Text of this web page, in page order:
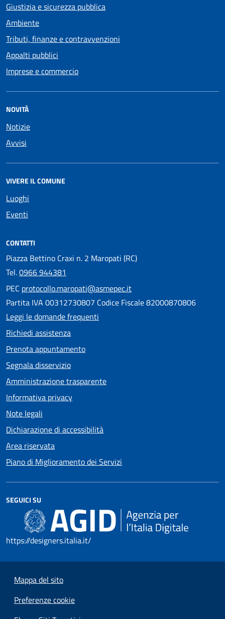
Giustizia e sicurezza pubblica
Ambiente
Tributi, finanze e contravvenzioni
Appalti pubblici
Imprese e commercio
NOVITÀ
Notizie
Avvisi
VIVERE IL COMUNE
Luoghi
Eventi
CONTATTI
Piazza Bettino Craxi n. 2 Maropati (RC)
Tel.0966 944381
PEC protocollo.maropati@asmepec.it
Partita IVA 00312730807 Codice Fiscale 82000870806
Leggi le domande frequenti
Richiedi assistenza
Prenota appuntamento
Segnala disservizio
Amministrazione trasparente
Informativa privacy
Note legali
Dichiarazione di accessibilità
Area riservata
Piano di Miglioramento dei Servizi
SEGUICI SU
https://designers.italia.it/
Mappa del sito
Preferenze cookie